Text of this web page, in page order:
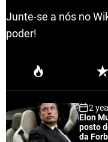
Junte-se a nós no
poder!
P
u
a
R
e
n
t
2
Elon
posto
da